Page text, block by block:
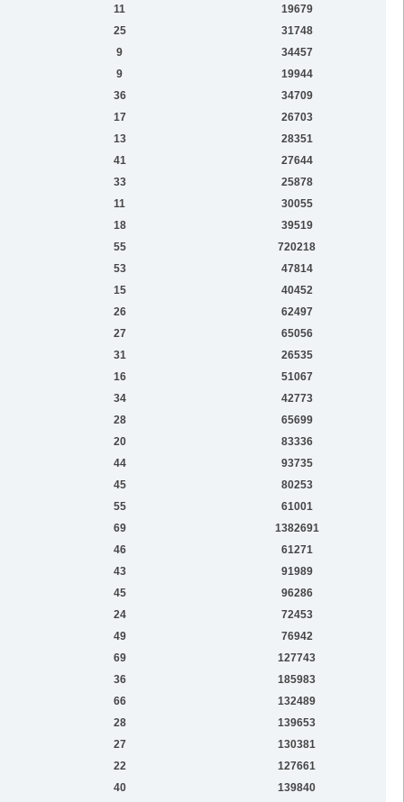
11
19679
25
31748
9
34457
9
19944
36
34709
17
26703
13
28351
41
27644
33
25878
11
30055
18
39519
55
720218
53
47814
15
40452
26
62497
27
65056
31
26535
16
51067
34
42773
28
65699
20
83336
44
93735
45
80253
55
61001
69
1382691
46
61271
43
91989
45
96286
24
72453
49
76942
69
127743
36
185983
66
132489
28
139653
27
130381
22
127661
40
139840